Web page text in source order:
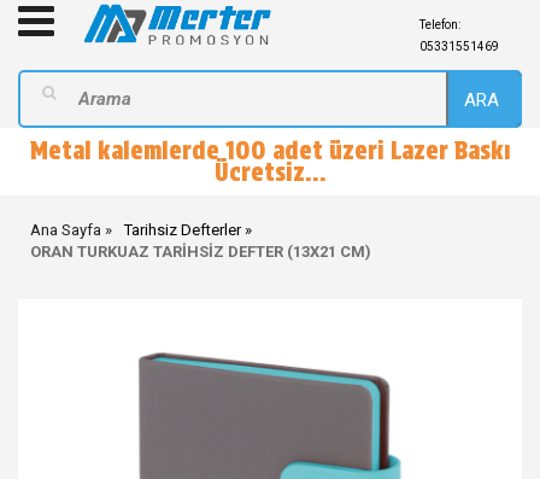
Telefon:
05331551469
ARA
Metal kalemlerde 100 adet üzeri Lazer Baskı
Ücretsiz...
Ana Sayfa
Tarihsiz Defterler
ORAN TURKUAZ TARİHSİZ DEFTER (13X21 CM)